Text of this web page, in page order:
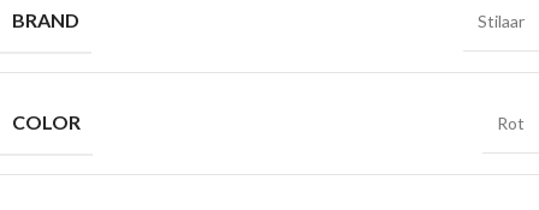
BRAND
Stilaar
COLOR Rot